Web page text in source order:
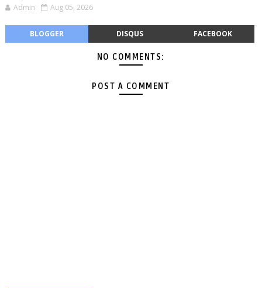
Admin Aug 05, 2026
BLOGGER DISQUS FACEBOOK
NO COMMENTS:
POST A COMMENT